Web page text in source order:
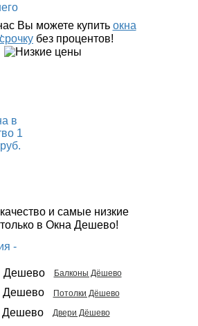
Вы можете купить окна
без процентов!
и самые низкие
в Окна Дешево!
Балконы Дёшево
Потолки Дёшево
Двери Дёшево